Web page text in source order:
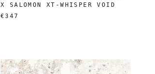
X SALOMON XT-WHISPER VOID
€347